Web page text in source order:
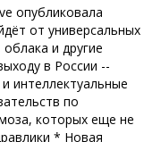
опубликовала
от универсальных
и другие
в России --
интеллектуальные
по
которых еще не
* Новая